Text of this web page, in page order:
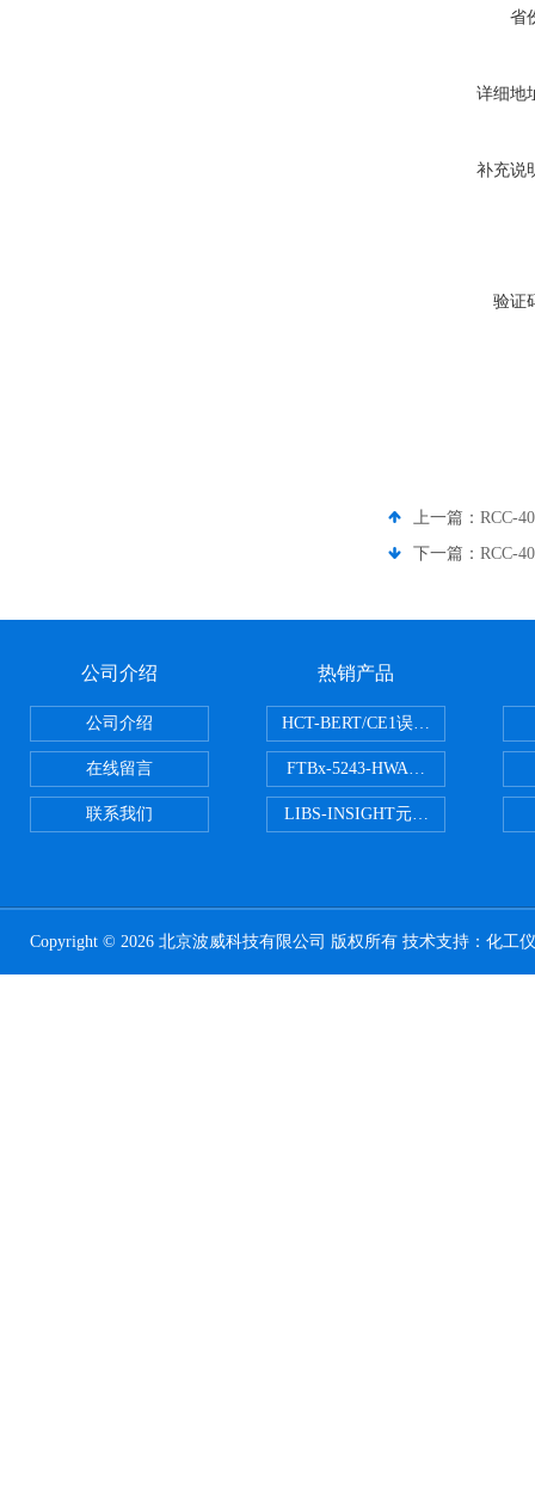
省
详细地
补充说
验证
上一篇： RCC-
下一篇： RCC-
公司介绍
公司介绍
在线留言
联系我们
热销产品
HCT-BERT/CE1误码测试仪
FTBx-5243-HWA光谱分析仪
LIBS-INSIGHT元素光谱分析仪
Copyright © 2026 北京波威科技有限公司 版权所有 技术支持： 化工